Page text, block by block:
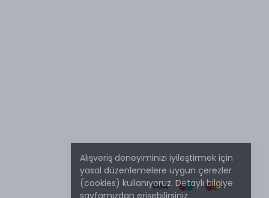
Alışveriş deneyiminizi iyileştirmek için
yasal düzenlemelere uygun çerezler
(cookies) kullanıyoruz. Detaylı bilgiye
sayfamızdan erişebilirsiniz.